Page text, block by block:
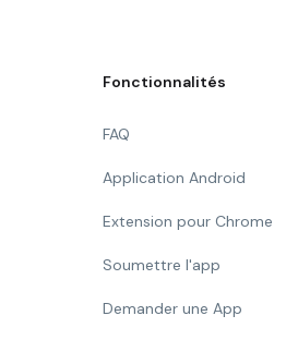
Fonctionnalités
FAQ
Application Android
Extension pour Chrome
Soumettre l'app
Demander une App